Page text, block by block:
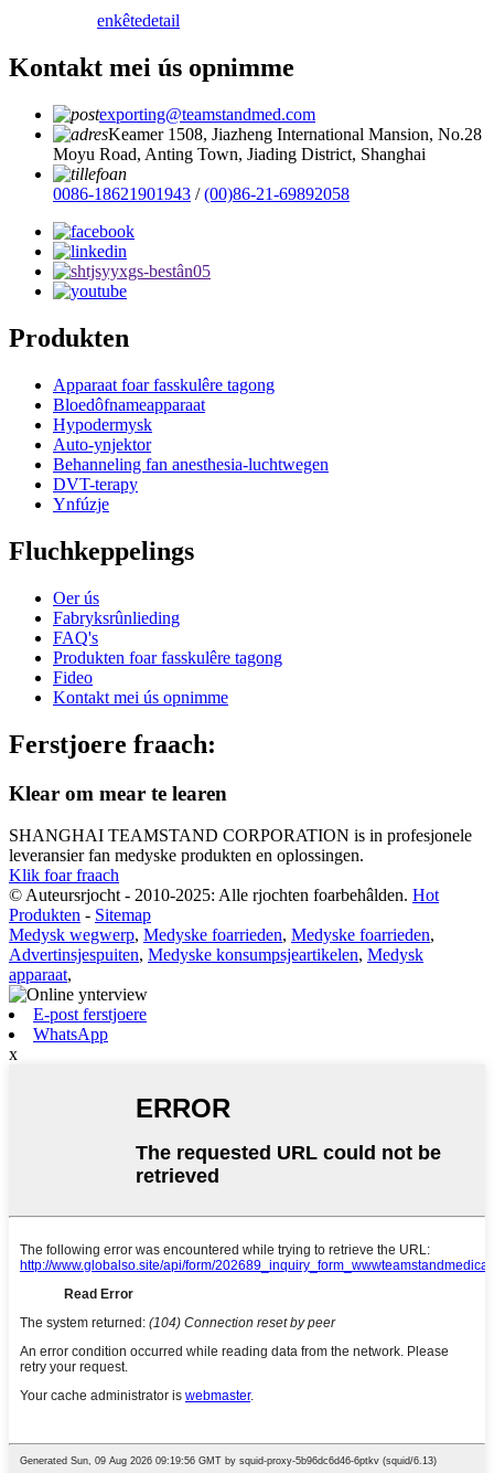
enkêtedetail
Kontakt mei ús opnimme
exporting@teamstandmed.com
Keamer 1508, Jiazheng International Mansion, No.28
Moyu Road, Anting Town, Jiading District, Shanghai
0086-18621901943 /(00)86-21-69892058
Produkten
Apparaat foar fasskulêre tagong
Bloedôfnameapparaat
Hypodermysk
Auto-ynjektor
Behanneling fan anesthesia-luchtwegen
DVT-terapy
Ynfúzje
Fluchkeppelings
Oer ús
Fabryksrûnlieding
FAQ's
Produkten foar fasskulêre tagong
Fideo
Kontakt mei ús opnimme
Ferstjoere fraach:
Klear om mear te learen
SHANGHAI TEAMSTAND CORPORATION is in profesjonele
leveransier fan medyske produkten en oplossingen.
Klik foar fraach
© Auteursrjocht - 2010-2025: Alle rjochten foarbehâlden. Hot
Produkten - Sitemap
Medysk wegwerp, Medyske foarrieden, Medyske foarrieden,
Advertinsjespuiten, Medyske konsumpsjeartikelen, Medysk
apparaat,
E-post ferstjoere
WhatsApp
x